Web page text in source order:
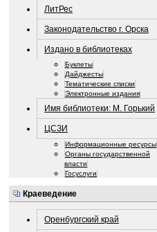
ЛитРес
Законодательство г. Орска
Издано в библиотеках
Буклеты
Дайджесты
Тематические списки
Электронные издания
Имя библиотеки: М. Горький
ЦСЗИ
Информационные ресурсы
Органы государственной
власти
Госуслуги
Краеведение
Оренбургский край